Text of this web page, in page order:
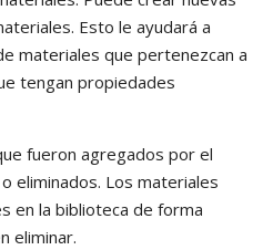
Esto le ayudará a
materiales que pertenezcan a
tengan propiedades
fueron agregados por el
eliminados. Los materiales
en la biblioteca de forma
eliminar.